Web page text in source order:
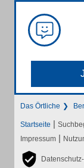
Das Örtliche
Startseite |
Impressum |